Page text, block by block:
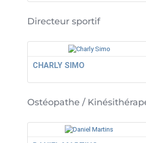
Directeur sportif
CHARLY SIMO
Ostéopathe /